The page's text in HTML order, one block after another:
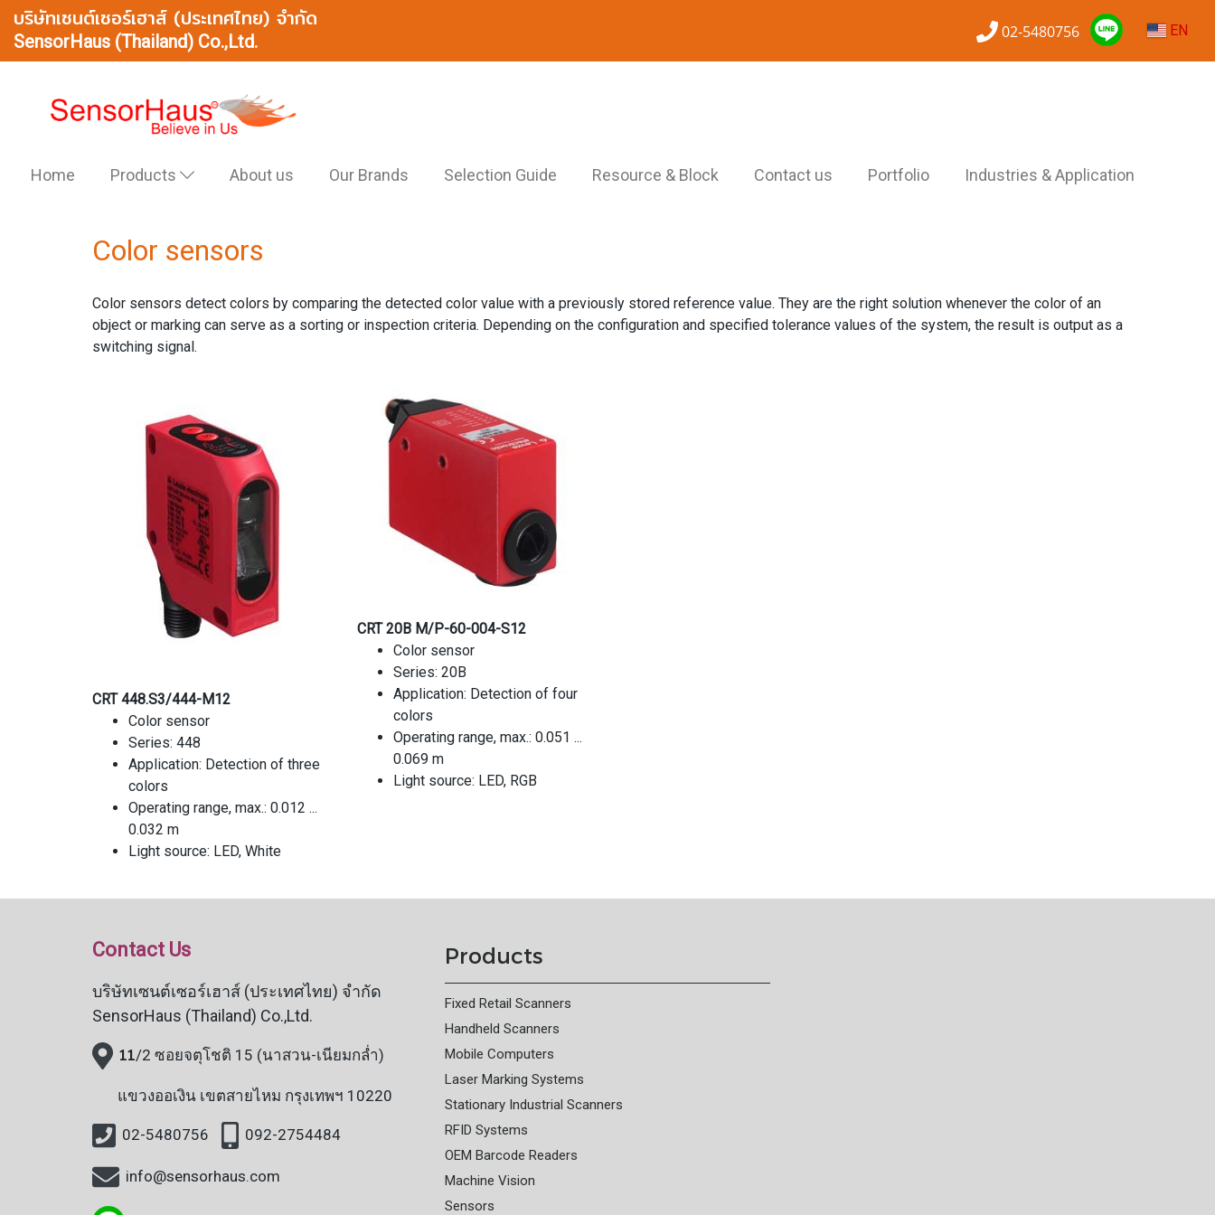
บริษัทเซนต์เซอร์เฮาส์ (ประเทศไทย) จำกัด
SensorHaus (Thailand) Co.,Ltd. 02-5480756 EN
Home Products About us Our Brands Selection Guide Resource & Block Contact us Portfolio Industries & Application
Color sensors
Color sensors detect colors by comparing the detected color value with a previously stored reference value. They are the right solution whenever the color of an
object or marking can serve as a sorting or inspection criteria. Depending on the configuration and specified tolerance values of the system, the result is output as a
switching signal.
CRT 448.S3/444-M12
Color sensor
Series: 448
Application: Detection of three
colors
Operating range, max.: 0.012 ...
0.032 m
Light source: LED, White
CRT 20B M/P-60-004-S12
Color sensor
Series: 20B
Application: Detection of four
colors
Operating range, max.: 0.051 ...
0.069 m
Light source: LED, RGB
Contact Us
บริษัทเซนต์เซอร์เฮาส์ (ประเทศไทย) จำกัด
SensorHaus (Thailand) Co.,Ltd.
11/2 ซอยจตุโชติ 15 (นาสวน-เนียมกล่ำ)
แขวงออเงิน เขตสายไหม กรุงเทพฯ 10220
02-5480756 092-2754484
info@sensorhaus.com
Products
Fixed Retail Scanners
Handheld Scanners
Mobile Computers
Laser Marking Systems
Stationary Industrial Scanners
RFID Systems
OEM Barcode Readers
Machine Vision
Sensors